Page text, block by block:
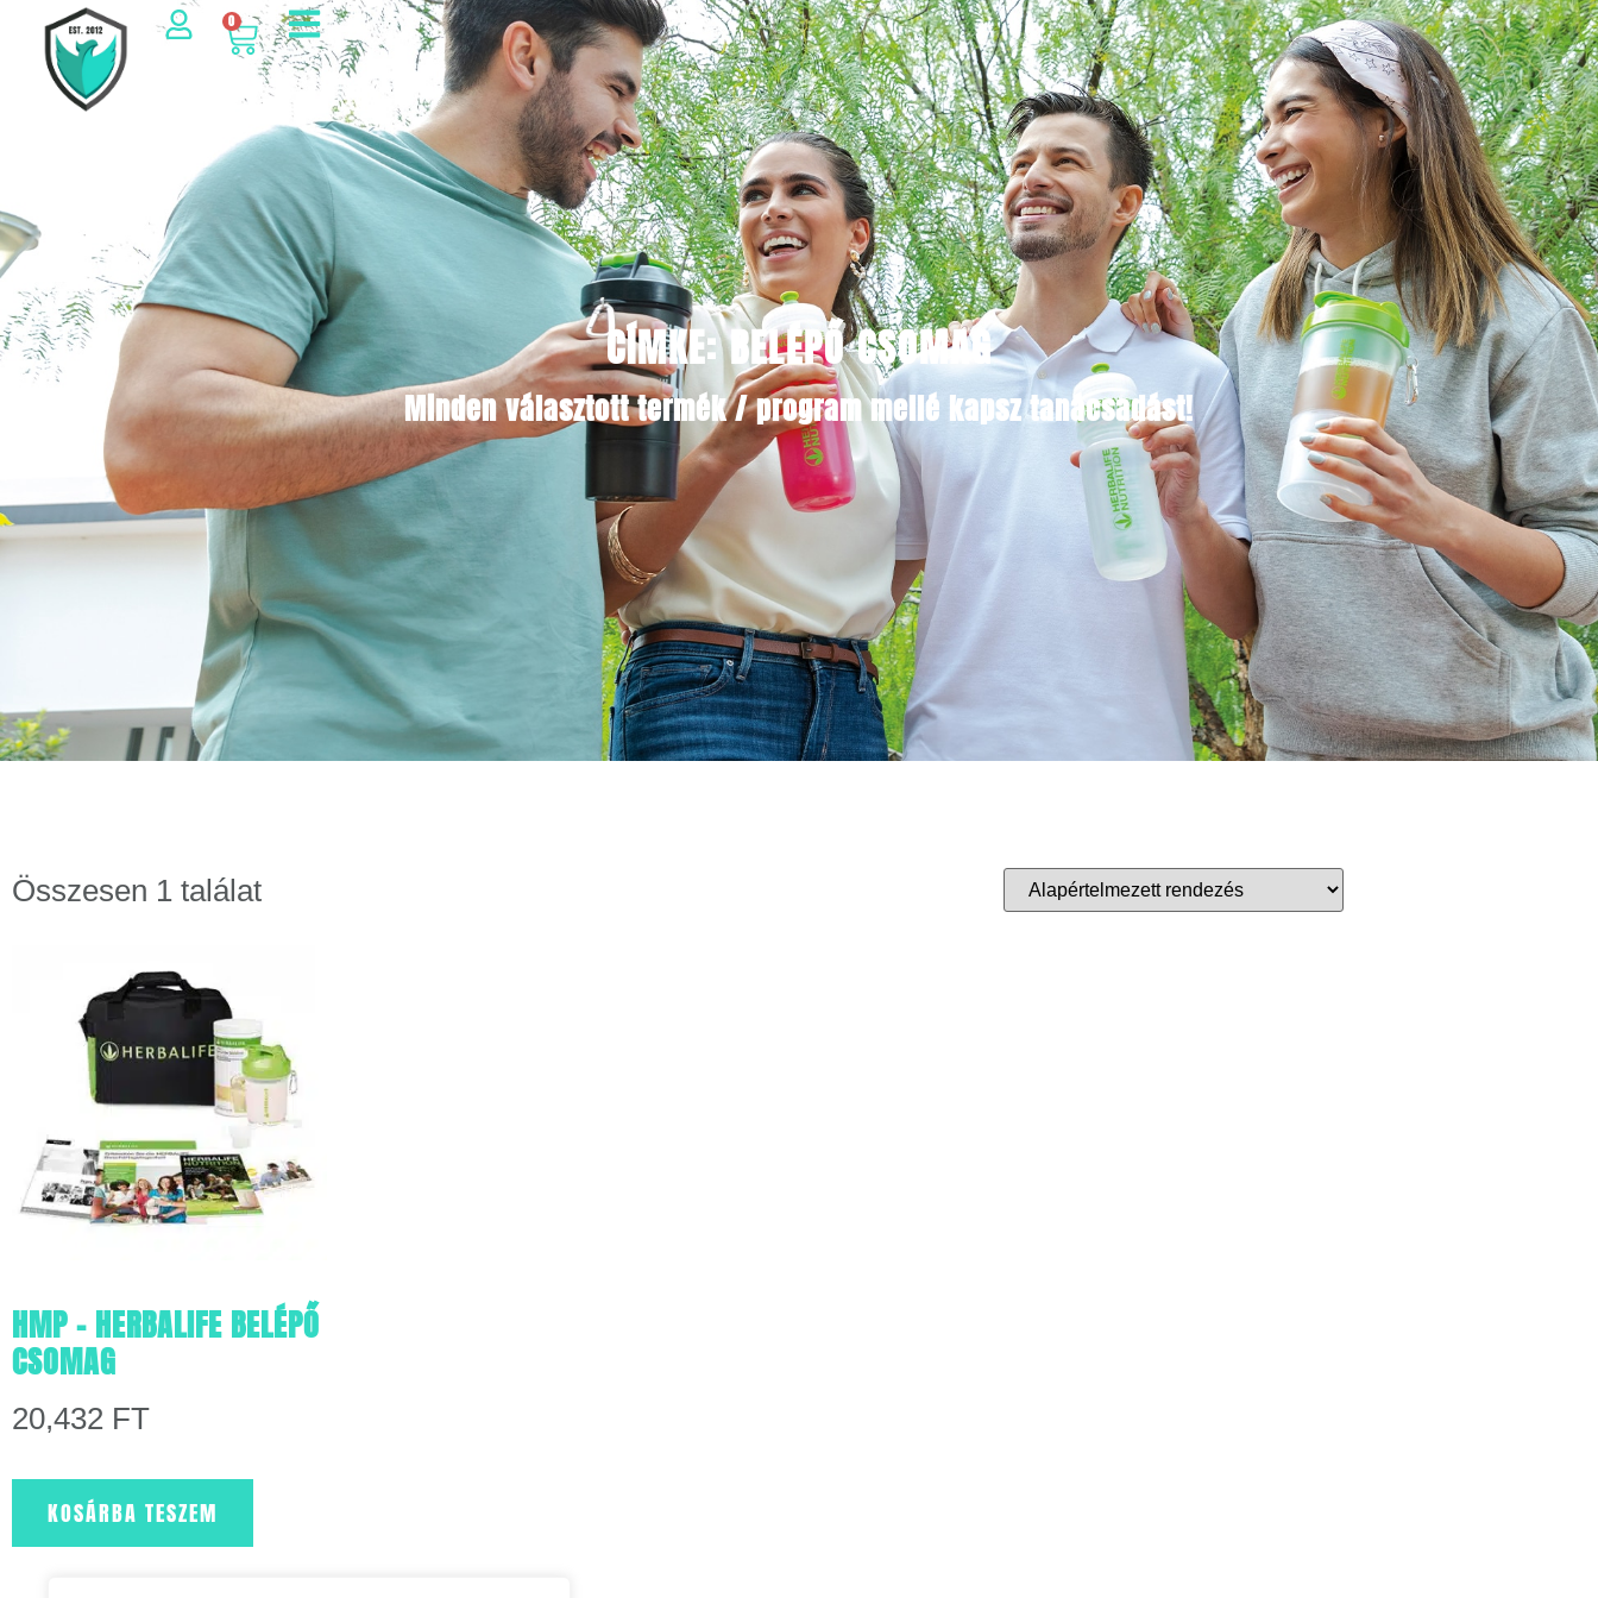
0
CÍMKE: BELÉPŐ CSOMAG
Minden választott termék / program mellé kapsz tanácsadást!​
Összesen 1 találat
HMP – HERBALIFE BELÉPŐ
CSOMAG
20,432 FT
KOSÁRBA TESZEM